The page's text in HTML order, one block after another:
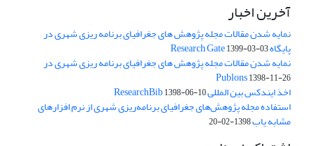
آخرین اخبار
نمایه شدن مقالات مجله پژوهش های جغرافیای برنامه ریزی شهری در
پایگاه Research Gate1399-03-03
نمایه شدن مقالات مجله پژوهش های جغرافیای برنامه ریزی شهری در
Publons1398-11-26
اخذ ایندکس بین المللی ResearchBib1398-06-10
استفاده مجله پژوهش‌های جغرافیای برنامه‌ریزی شهری از نرم افزارهای
مشابه یاب1398-02-20